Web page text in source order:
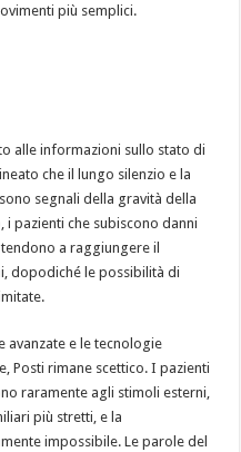
più semplici.
alle informazioni sullo stato di
che il lungo silenzio e la
segnali della gravità della
pazienti che subiscono danni
a raggiungere il
dopodiché le possibilità di
avanzate e le tecnologie
Posti rimane scettico. I pazienti
raramente agli stimoli esterni,
più stretti, e la
impossibile. Le parole del